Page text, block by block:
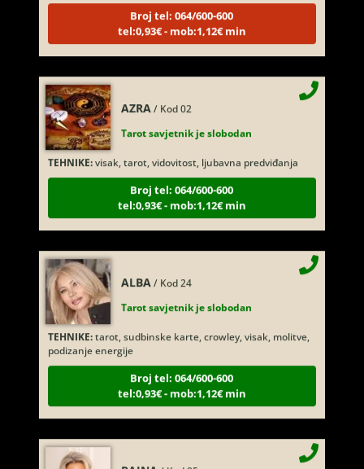
Broj tel: 064/600-600
tel:0,93€ - mob:1,12€ min
AZRA / Kod 02
Tarot savjetnik je slobodan
TEHNIKE:visak, tarot, vidovitost, ljubavna predviđanja
Broj tel: 064/600-600
tel:0,93€ - mob:1,12€ min
ALBA / Kod 24
Tarot savjetnik je slobodan
TEHNIKE:tarot, sudbinske karte, crowley, visak, molitve,
podizanje energije
Broj tel: 064/600-600
tel:0,93€ - mob:1,12€ min
RAJNA / Kod 85